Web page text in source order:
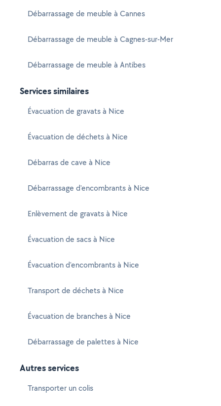
Débarrassage de meuble à Cannes
Débarrassage de meuble à Cagnes-sur-Mer
Débarrassage de meuble à Antibes
Services similaires
Évacuation de gravats à Nice
Évacuation de déchets à Nice
Débarras de cave à Nice
Débarrassage d'encombrants à Nice
Enlèvement de gravats à Nice
Évacuation de sacs à Nice
Évacuation d'encombrants à Nice
Transport de déchets à Nice
Évacuation de branches à Nice
Débarrassage de palettes à Nice
Autres services
Transporter un colis